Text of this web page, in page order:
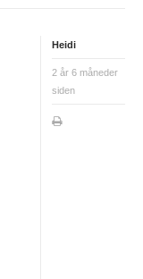
Heidi
2 år 6 måneder
siden